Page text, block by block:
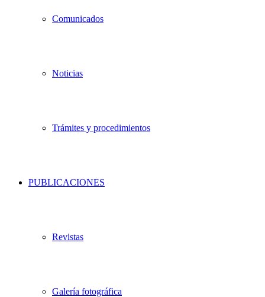
Comunicados
Noticias
Trámites y procedimientos
PUBLICACIONES
Revistas
Galería fotográfica